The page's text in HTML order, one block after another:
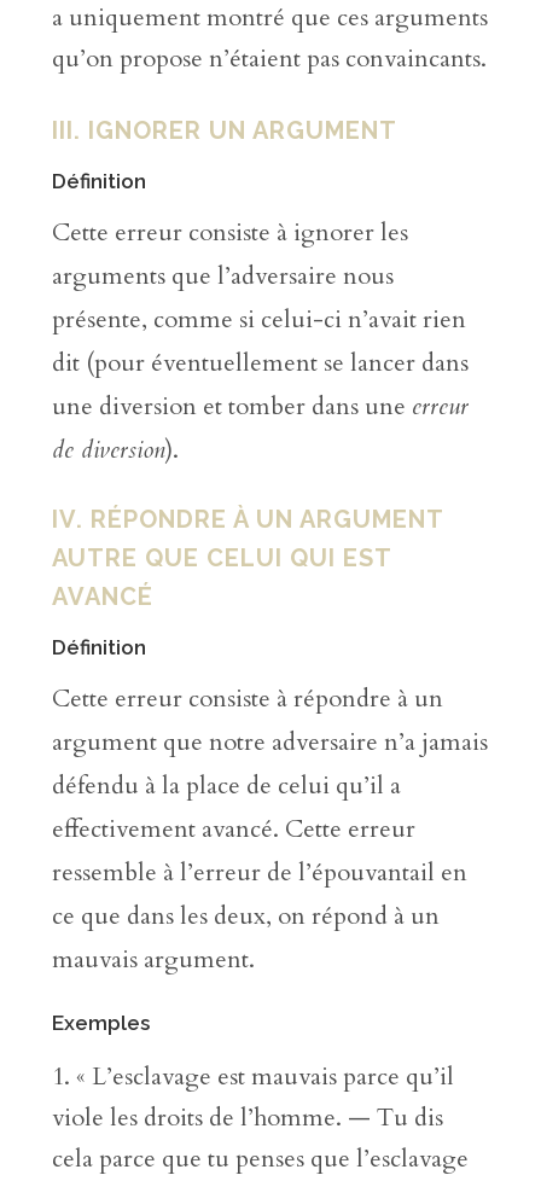
a uniquement montré que ces arguments
qu’on propose n’étaient pas convaincants.
III. IGNORER UN ARGUMENT
Définition
Cette erreur consiste à ignorer les
arguments que l’adversaire nous
présente, comme si celui-ci n’avait rien
dit (pour éventuellement se lancer dans
une diversion et tomber dans une erreur
de diversion).
IV. RÉPONDRE À UN ARGUMENT
AUTRE QUE CELUI QUI EST
AVANCÉ
Définition
Cette erreur consiste à répondre à un
argument que notre adversaire n’a jamais
défendu à la place de celui qu’il a
effectivement avancé. Cette erreur
ressemble à l’erreur de l’épouvantail en
ce que dans les deux, on répond à un
mauvais argument.
Exemples
« L’esclavage est mauvais parce qu’il
viole les droits de l’homme. — Tu dis
cela parce que tu penses que l’esclavage